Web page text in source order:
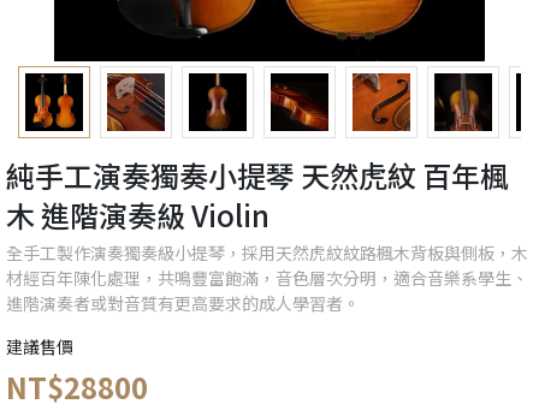
純手工演奏獨奏小提琴 天然虎紋 百年楓
木 進階演奏級 Violin
全手工製作演奏獨奏級小提琴，採用天然虎紋紋路楓木背板與側板，木
材經百年陳化處理，共鳴豐富飽滿，音色層次分明，適合音樂系學生、
進階演奏者或對音質有更高要求的成人學習者。
建議售價
NT$28800